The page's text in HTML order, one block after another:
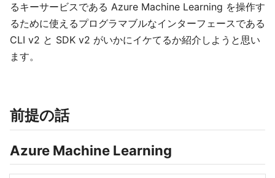
るキーサービスである Azure Machine Learning を操作す
るために使えるプログラマブルなインターフェースである
CLI v2 と SDK v2 がいかにイケてるか紹介しようと思い
ます。
前提の話
Azure Machine Learning